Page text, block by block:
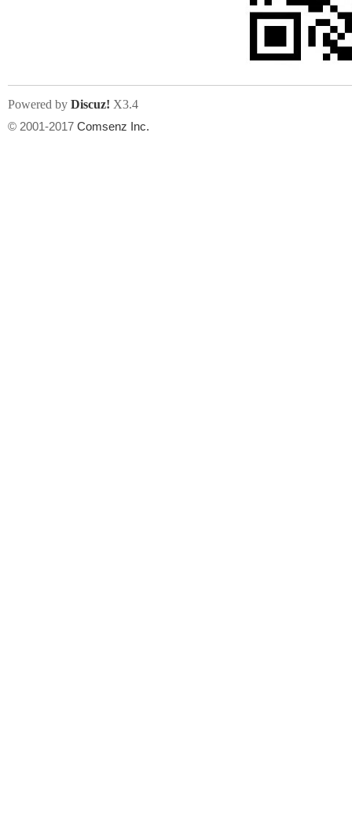
人
Powered by Discuz! X3.4
© 2001-2017 Comsenz Inc.